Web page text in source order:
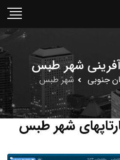
شهر طبس
جنوبى شهر طبس
شهر طبس